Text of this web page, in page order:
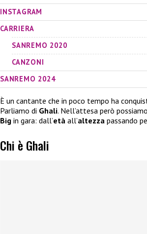
INSTAGRAM
CARRIERA
SANREMO 2020
CANZONI
SANREMO 2024
È un cantante che in poco tempo ha
Parliamo di Ghali. Nell’attesa però
Big in gara: dall’età all’altezza passando
Chi è Ghali